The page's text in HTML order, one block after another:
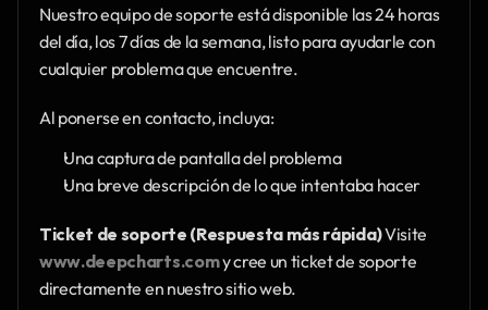
Nuestro equipo de soporte está disponible las 24 horas
del día, los 7 días de la semana, listo para ayudarle con
cualquier problema que encuentre.
Al ponerse en contacto, incluya:
Una captura de pantalla del problema
Una breve descripción de lo que intentaba hacer
Ticket de soporte (Respuesta más rápida)
www.deepcharts.com y cree un ticket de soporte
directamente en nuestro sitio web.